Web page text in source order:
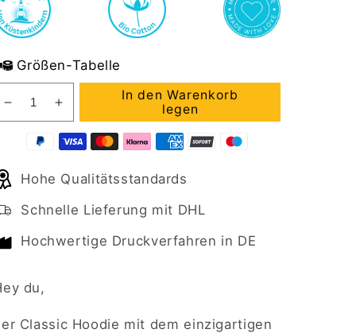
Größen-Tabelle
Verringere
die
Menge
Classic
-
Mit
Taschendruck
IS
IT
Erhöhe
die
Menge
Classic
-
Taschendruck
IT
In den Warenkorb
legen
Hohe Qualitätsstandards
Schnelle Lieferung mit DHL
Hochwertige Druckverfahren in DE
du,
Classic Hoodie mit dem einzigartigen